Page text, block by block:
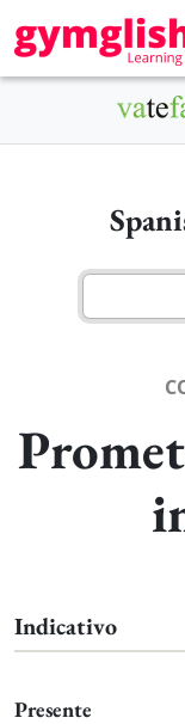
Indicativo
Presente